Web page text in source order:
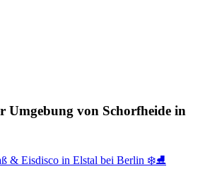
Umgebung von Schorfheide in